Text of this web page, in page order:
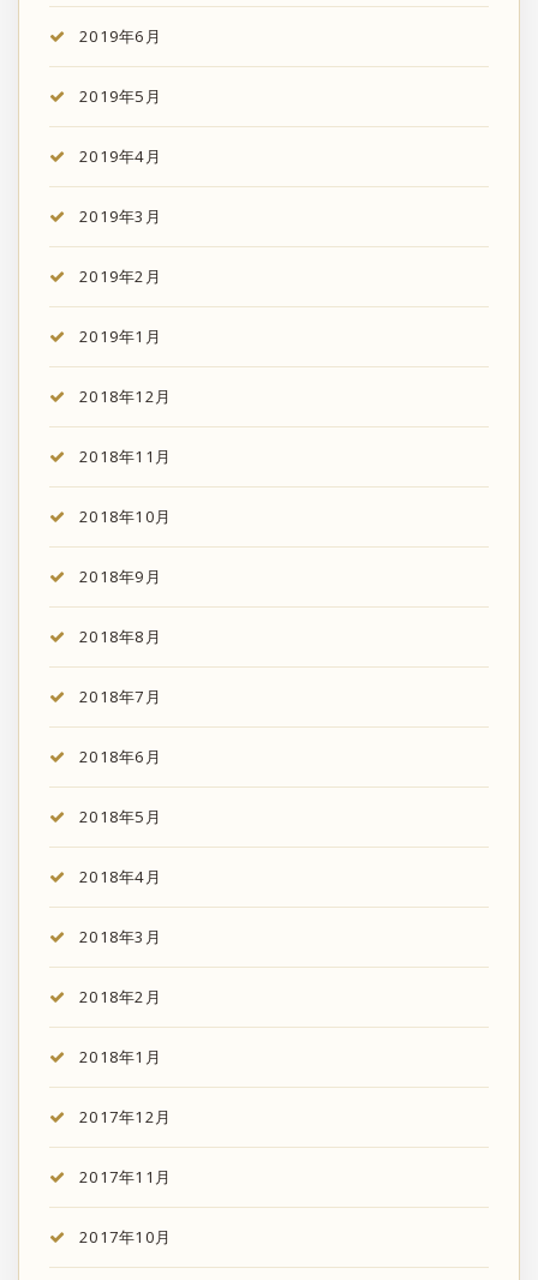
2019年6月
2019年5月
2019年4月
2019年3月
2019年2月
2019年1月
2018年12月
2018年11月
2018年10月
2018年9月
2018年8月
2018年7月
2018年6月
2018年5月
2018年4月
2018年3月
2018年2月
2018年1月
2017年12月
2017年11月
2017年10月